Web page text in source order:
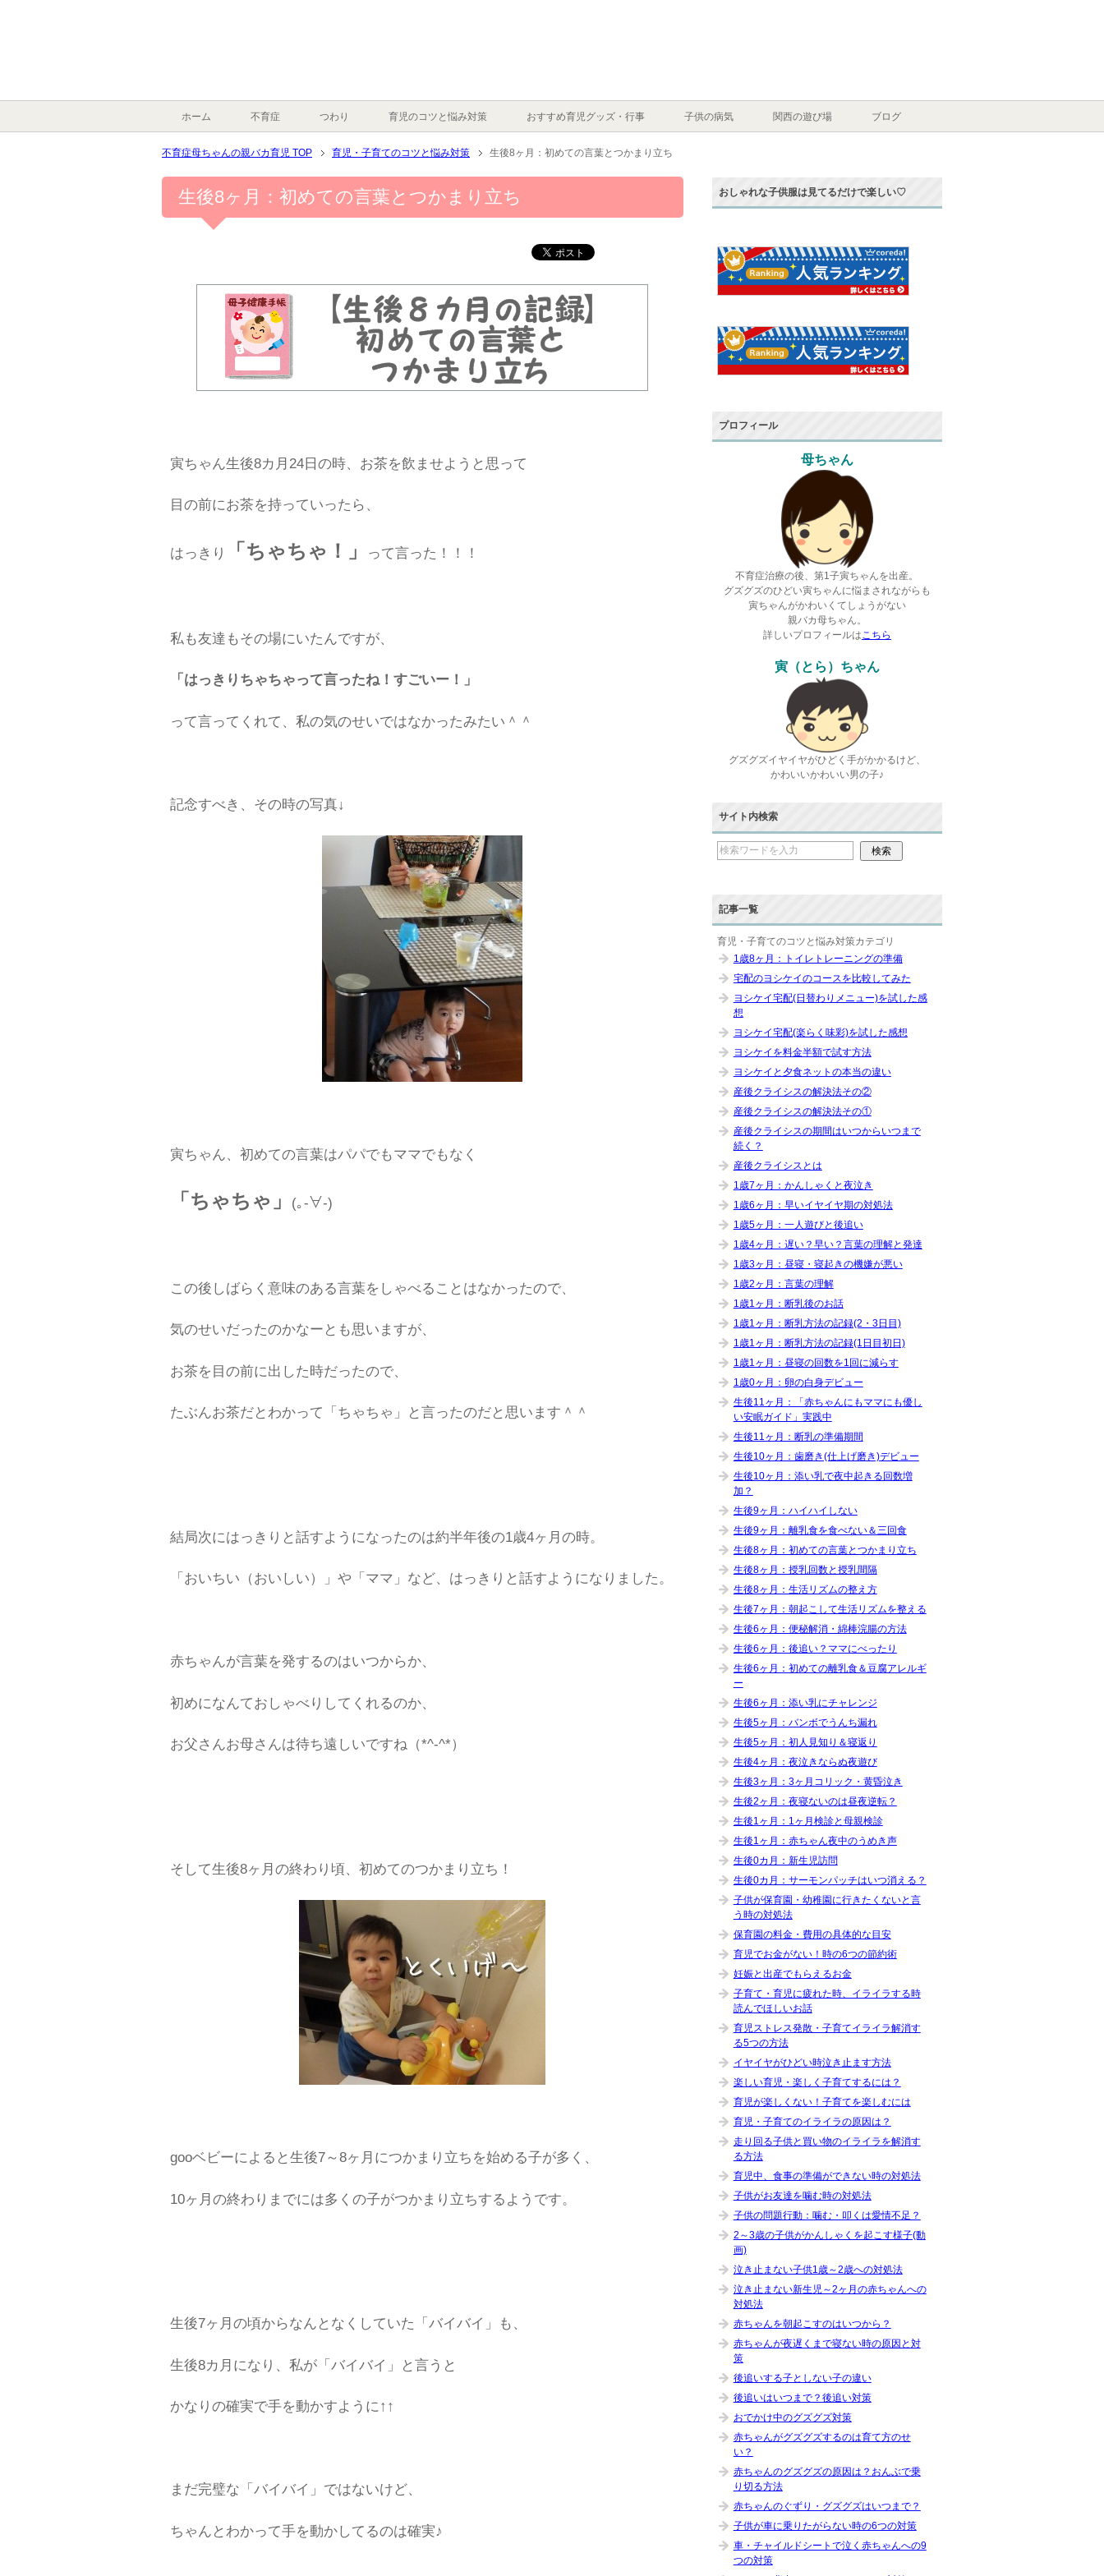
ホーム 不育症 つわり 育児のコツと悩み対策 おすすめ育児グッズ・行事 子供の病気 関西の遊び場 ブログ
不育症母ちゃんの親バカ育児 TOP 育児・子育てのコツと悩み対策 生後8ヶ月：初めての言葉とつかまり立ち
生後8ヶ月：初めての言葉とつかまり立ち
寅ちゃん生後8カ月24日の時、お茶を飲ませようと思って
目の前にお茶を持っていったら、
はっきり 「ちゃちゃ！」 って言った！！！
私も友達もその場にいたんですが、
「はっきりちゃちゃって言ったね！すごいー！」
って言ってくれて、私の気のせいではなかったみたい＾＾
記念すべき、その時の写真↓
寅ちゃん、初めての言葉はパパでもママでもなく
「ちゃちゃ」 (｡-∀-)
この後しばらく意味のある言葉をしゃべることはなかったので、
気のせいだったのかなーとも思いますが、
お茶を目の前に出した時だったので、
たぶんお茶だとわかって「ちゃちゃ」と言ったのだと思います＾＾
結局次にはっきりと話すようになったのは約半年後の1歳4ヶ月の時。
「おいちい（おいしい）」や「ママ」など、はっきりと話すようになりました。
赤ちゃんが言葉を発するのはいつからか、
初めになんておしゃべりしてくれるのか、
お父さんお母さんは待ち遠しいですね（*^-^*）
そして生後8ヶ月の終わり頃、初めてのつかまり立ち！
gooベビーによると生後7～8ヶ月につかまり立ちを始める子が多く、
10ヶ月の終わりまでには多くの子がつかまり立ちするようです。
生後7ヶ月の頃からなんとなくしていた「バイバイ」も、
生後8カ月になり、私が「バイバイ」と言うと
かなりの確実で手を動かすように↑↑
まだ完璧な「バイバイ」ではないけど、
ちゃんとわかって手を動かしてるのは確実♪
おしゃれな子供服は見てるだけで楽しい♡
プロフィール
母ちゃん
不育症治療の後、第1子寅ちゃんを出産。
グズグズのひどい寅ちゃんに悩まされながらも
寅ちゃんがかわいくてしょうがない
親バカ母ちゃん。
詳しいプロフィールはこちら
寅（とら）ちゃん
グズグズイヤイヤがひどく手がかかるけど、
かわいいかわいい男の子♪
サイト内検索
記事一覧
育児・子育てのコツと悩み対策カテゴリ
1歳8ヶ月：トイレトレーニングの準備
宅配のヨシケイのコースを比較してみた
ヨシケイ宅配(日替わりメニュー)を試した感
想
ヨシケイ宅配(楽らく味彩)を試した感想
ヨシケイを料金半額で試す方法
ヨシケイと夕食ネットの本当の違い
産後クライシスの解決法その②
産後クライシスの解決法その①
産後クライシスの期間はいつからいつまで
続く？
産後クライシスとは
1歳7ヶ月：かんしゃくと夜泣き
1歳6ヶ月：早いイヤイヤ期の対処法
1歳5ヶ月：一人遊びと後追い
1歳4ヶ月：遅い？早い？言葉の理解と発達
1歳3ヶ月：昼寝・寝起きの機嫌が悪い
1歳2ヶ月：言葉の理解
1歳1ヶ月：断乳後のお話
1歳1ヶ月：断乳方法の記録(2・3日目)
1歳1ヶ月：断乳方法の記録(1日目初日)
1歳1ヶ月：昼寝の回数を1回に減らす
1歳0ヶ月：卵の白身デビュー
生後11ヶ月：「赤ちゃんにもママにも優し
い安眠ガイド」実践中
生後11ヶ月：断乳の準備期間
生後10ヶ月：歯磨き(仕上げ磨き)デビュー
生後10ヶ月：添い乳で夜中起きる回数増
加？
生後9ヶ月：ハイハイしない
生後9ヶ月：離乳食を食べない＆三回食
生後8ヶ月：初めての言葉とつかまり立ち
生後8ヶ月：授乳回数と授乳間隔
生後8ヶ月：生活リズムの整え方
生後7ヶ月：朝起こして生活リズムを整える
生後6ヶ月：便秘解消・綿棒浣腸の方法
生後6ヶ月：後追い？ママにべったり
生後6ヶ月：初めての離乳食＆豆腐アレルギ
ー
生後6ヶ月：添い乳にチャレンジ
生後5ヶ月：バンボでうんち漏れ
生後5ヶ月：初人見知り＆寝返り
生後4ヶ月：夜泣きならぬ夜遊び
生後3ヶ月：3ヶ月コリック・黄昏泣き
生後2ヶ月：夜寝ないのは昼夜逆転？
生後1ヶ月：1ヶ月検診と母親検診
生後1ヶ月：赤ちゃん夜中のうめき声
生後0カ月：新生児訪問
生後0カ月：サーモンパッチはいつ消える？
子供が保育園・幼稚園に行きたくないと言
う時の対処法
保育園の料金・費用の具体的な目安
育児でお金がない！時の6つの節約術
妊娠と出産でもらえるお金
子育て・育児に疲れた時、イライラする時
読んでほしいお話
育児ストレス発散・子育てイライラ解消す
る5つの方法
イヤイヤがひどい時泣き止ます方法
楽しい育児・楽しく子育てするには？
育児が楽しくない！子育てを楽しむには
育児・子育てのイライラの原因は？
走り回る子供と買い物のイライラを解消す
る方法
育児中、食事の準備ができない時の対処法
子供がお友達を噛む時の対処法
子供の問題行動：噛む・叩くは愛情不足？
2～3歳の子供がかんしゃくを起こす様子(動
画)
泣き止まない子供1歳～2歳への対処法
泣き止まない新生児～2ヶ月の赤ちゃんへの
対処法
赤ちゃんを朝起こすのはいつから？
赤ちゃんが夜遅くまで寝ない時の原因と対
策
後追いする子としない子の違い
後追いはいつまで？後追い対策
おでかけ中のグズグズ対策
赤ちゃんがグズグズするのは育て方のせ
い？
赤ちゃんのグズグズの原因は？おんぶで乗
り切る方法
赤ちゃんのぐずり・グズグズはいつまで？
子供が車に乗りたがらない時の6つの対策
車・チャイルドシートで泣く赤ちゃんへの9
つの対策